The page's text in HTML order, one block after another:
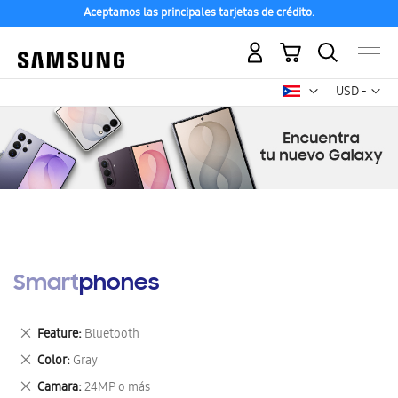
Aceptamos las principales tarjetas de crédito.
USD -
dólar
Mi carrito
Smartphones
Feature Bluetooth
Eliminar
este
artículo
Color Gray
Eliminar
este
Camara 24MP o más
Eliminar